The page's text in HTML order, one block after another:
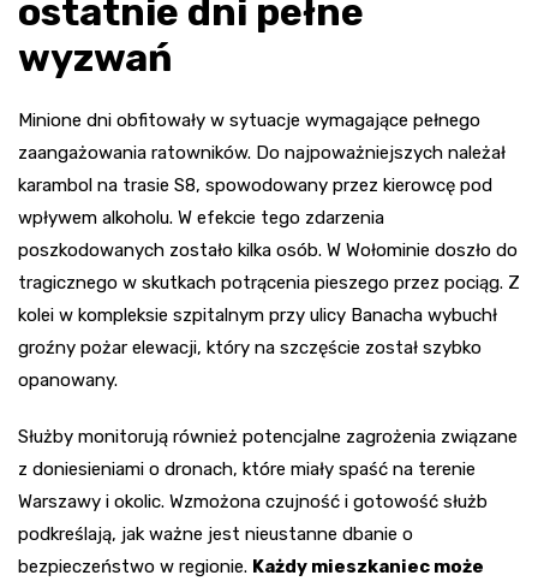
ostatnie dni pełne
wyzwań
Minione dni obfitowały w sytuacje wymagające pełnego
zaangażowania ratowników. Do najpoważniejszych należał
karambol na trasie S8, spowodowany przez kierowcę pod
wpływem alkoholu. W efekcie tego zdarzenia
poszkodowanych zostało kilka osób. W Wołominie doszło do
tragicznego w skutkach potrącenia pieszego przez pociąg. Z
kolei w kompleksie szpitalnym przy ulicy Banacha wybuchł
groźny pożar elewacji, który na szczęście został szybko
opanowany.
Służby monitorują również potencjalne zagrożenia związane
z doniesieniami o dronach, które miały spaść na terenie
Warszawy i okolic. Wzmożona czujność i gotowość służb
podkreślają, jak ważne jest nieustanne dbanie o
bezpieczeństwo w regionie. Każdy mieszkaniec może